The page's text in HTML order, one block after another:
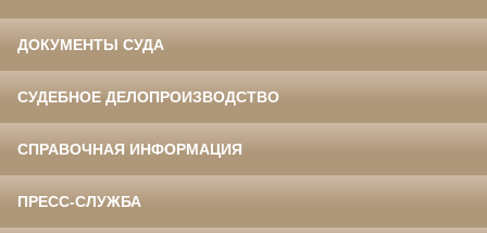
ДОКУМЕНТЫ СУДА
СУДЕБНОЕ ДЕЛОПРОИЗВОДСТВО
СПРАВОЧНАЯ ИНФОРМАЦИЯ
ПРЕСС-СЛУЖБА